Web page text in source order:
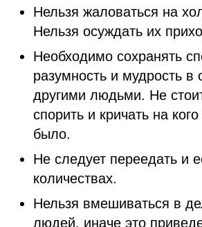
Нельзя жаловаться на
Нельзя осуждать их
Необходимо сохранять
разумность и мудрость в
другими людьми. Не
спорить и кричать на
было.
Не следует переедать и
количествах.
Нельзя вмешиваться в
людей, иначе это